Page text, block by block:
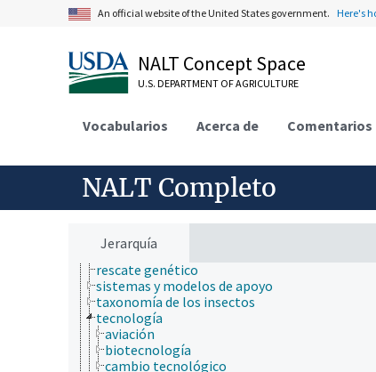
An official website of the United States government. Here's
NALT Concept Space
U.S. DEPARTMENT OF AGRICULTURE
Vocabularios Acerca de Comentarios
NALT Completo
Jerarquía
evaluación de germoplasma
ingeniería genética
insectarios
investigación
medicamentos
procesos y condiciones patológicas
productos de insectos
recolección de insectos
recursos genéticos
regeneración de germoplasma
rescate genético
sistemas y modelos de apoyo
taxonomía de los insectos
tecnología
aviación
biotecnología
cambio tecnológico